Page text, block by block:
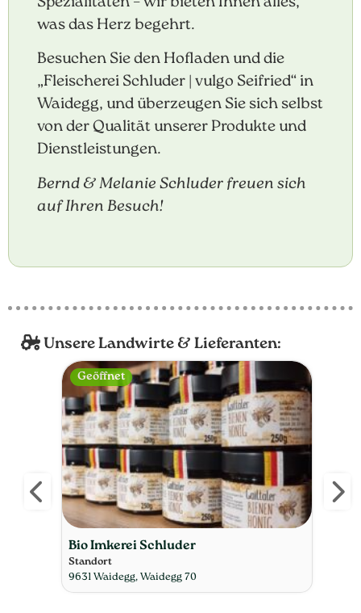
was das Herz begehrt.
Besuchen Sie den Hofladen und die
„Fleischerei Schluder | vulgo Seifried“ in
Waidegg, und überzeugen Sie sich selbst
von der Qualität unserer Produkte und
Dienstleistungen.
Bernd & Melanie Schluder freuen sich
auf Ihren Besuch!
Unsere Landwirte & Lieferanten:
Lissis kuhles Bauerneis
Standort
9634 Gundersheim, Goderschach 3
Geöffnet